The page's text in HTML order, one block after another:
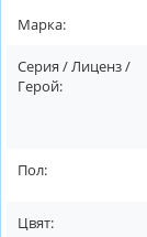
Марка:
Серия / Лиценз /
Герой:
Пол:
Цвят: